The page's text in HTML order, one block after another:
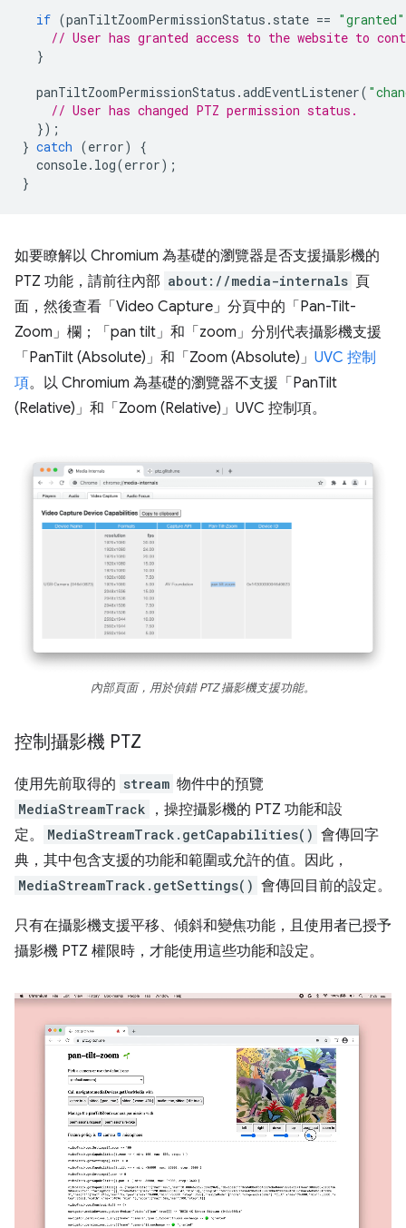
if (panTiltZoomPermissionStatus . state == "granted"
// User has granted access to the website to
}
panTiltZoomPermissionStatus .addEventListener(
// User has changed PTZ permission status.
});
} catch (error)
{
console. log(error);
}
如要瞭解以 Chromium 為基礎的瀏覽器是否支援攝影機的
PTZ 功能，請前往內部 about://media-internals 頁
面，然後查看「Video Capture」分頁中的「Pan-Tilt-
Zoom」欄；「pan tilt」和「zoom」分別代表攝影機支援
「PanTilt (Absolute)」和「Zoom (Absolute)」 UVC 控制
項。以 Chromium 為基礎的瀏覽器不支援「PanTilt
(Relative)」和「Zoom (Relative)」UVC 控制項。
內部頁面，用於偵錯 PTZ 攝影機支援功能。
控制攝影機 PTZ
使用先前取得的 stream 物件中的預覽
MediaStreamTrack
，操控攝影機的 PTZ 功能和設
定。
MediaStreamTrack.getCapabilities() 會傳回字
典，其中包含支援的功能和範圍或允許的值。因此，
MediaStreamTrack.getSettings() 會傳回目前的設定。
只有在攝影機支援平移、傾斜和變焦功能，且使用者已授予
攝影機 PTZ 權限時，才能使用這些功能和設定。